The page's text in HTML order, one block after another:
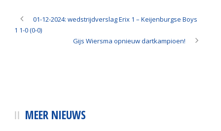
01-12-2024: wedstrijdverslag Erix 1 – Keijenburgse Boys
1 1-0 (0-0)
Gijs Wiersma opnieuw dartkampioen!
MEER NIEUWS